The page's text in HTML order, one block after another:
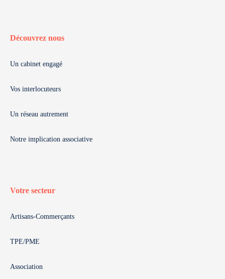
Découvrez nous
Un cabinet engagé
Vos interlocuteurs
Un réseau autrement
Notre implication associative
Votre secteur
Artisans-Commerçants
TPE/PME
Association